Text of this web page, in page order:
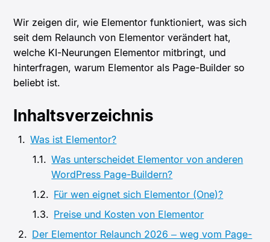
Wir zeigen dir, wie Elementor funktioniert, was sich
seit dem Relaunch von Elementor verändert hat,
welche KI-Neurungen Elementor mitbringt, und
hinterfragen, warum Elementor als Page-Builder so
beliebt ist.
Inhaltsverzeichnis
Was ist Elementor?
Was unterscheidet Elementor von anderen
WordPress Page-Buildern?
Für wen eignet sich Elementor (One)?
Preise und Kosten von Elementor
Der Elementor Relaunch 2026 – weg vom Page-